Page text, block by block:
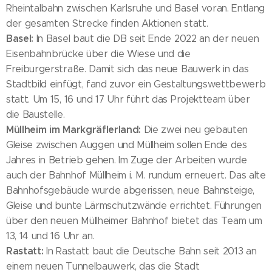
Rheintalbahn zwischen Karlsruhe und Basel voran. Entlang
der gesamten Strecke finden Aktionen statt.
Basel: In Basel baut die DB seit Ende 2022 an der neuen
Eisenbahnbrücke über die Wiese und die
Freiburgerstraße. Damit sich das neue Bauwerk in das
Stadtbild einfügt, fand zuvor ein Gestaltungswettbewerb
statt. Um 15, 16 und 17 Uhr führt das Projektteam über
die Baustelle.
Müllheim im Markgräflerland: Die zwei neu gebauten
Gleise zwischen Auggen und Müllheim sollen Ende des
Jahres in Betrieb gehen. Im Zuge der Arbeiten wurde
auch der Bahnhof Müllheim i. M. rundum erneuert. Das alte
Bahnhofsgebäude wurde abgerissen, neue Bahnsteige,
Gleise und bunte Lärmschutzwände errichtet. Führungen
über den neuen Müllheimer Bahnhof bietet das Team um
13, 14 und 16 Uhr an.
Rastatt:In Rastatt baut die Deutsche Bahn seit 2013 an
einem neuen Tunnelbauwerk, das die Stadt